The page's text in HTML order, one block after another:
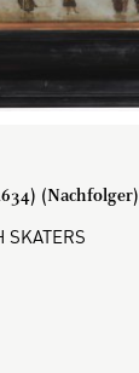
(Nachfolger)
SKATERS